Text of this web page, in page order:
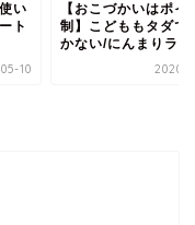
【おこづかいはポイント
制】こどももタダでは働
かない/にんまりライフ...
2020-05-25